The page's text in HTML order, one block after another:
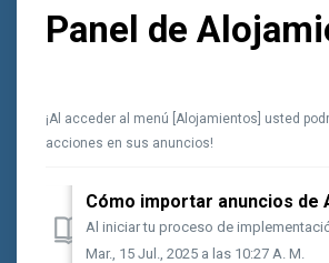
Panel de
¡Al acceder al menú [Alojamientos] usted
acciones en sus anuncios!
Cómo importar anuncios de
Mar., 15 Jul., 2025 a las 10:27 A. M.